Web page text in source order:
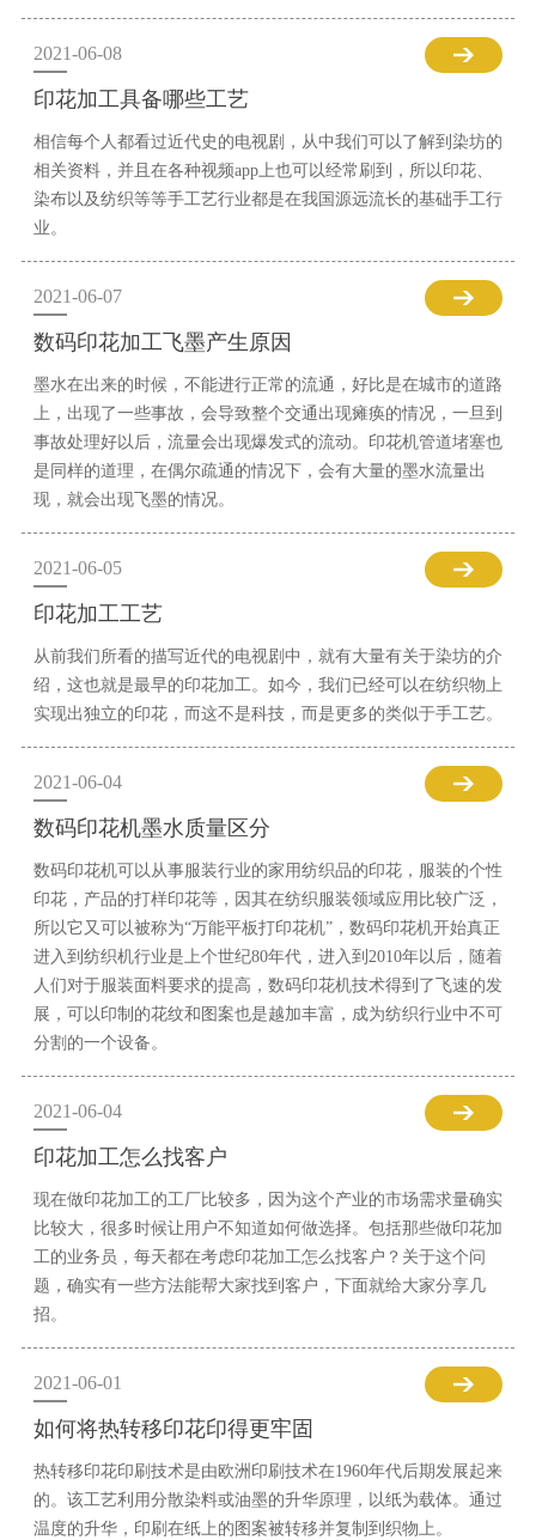
2021-06-08
印花加工具备哪些工艺
相信每个人都看过近代史的电视剧，从中我们可以了解到染坊的
相关资料，并且在各种视频app上也可以经常刷到，所以印花、
染布以及纺织等等手工艺行业都是在我国源远流长的基础手工行
业。
2021-06-07
数码印花加工飞墨产生原因
墨水在出来的时候，不能进行正常的流通，好比是在城市的道路
上，出现了一些事故，会导致整个交通出现瘫痪的情况，一旦到
事故处理好以后，流量会出现爆发式的流动。印花机管道堵塞也
是同样的道理，在偶尔疏通的情况下，会有大量的墨水流量出
现，就会出现飞墨的情况。
2021-06-05
印花加工工艺
从前我们所看的描写近代的电视剧中，就有大量有关于染坊的介
绍，这也就是最早的印花加工。如今，我们已经可以在纺织物上
实现出独立的印花，而这不是科技，而是更多的类似于手工艺。
2021-06-04
数码印花机墨水质量区分
数码印花机可以从事服装行业的家用纺织品的印花，服装的个性
印花，产品的打样印花等，因其在纺织服装领域应用比较广泛，
所以它又可以被称为“万能平板打印花机”，数码印花机开始真正
进入到纺织机行业是上个世纪80年代，进入到2010年以后，随着
人们对于服装面料要求的提高，数码印花机技术得到了飞速的发
展，可以印制的花纹和图案也是越加丰富，成为纺织行业中不可
分割的一个设备。
2021-06-04
印花加工怎么找客户
现在做印花加工的工厂比较多，因为这个产业的市场需求量确实
比较大，很多时候让用户不知道如何做选择。包括那些做印花加
工的业务员，每天都在考虑印花加工怎么找客户？关于这个问
题，确实有一些方法能帮大家找到客户，下面就给大家分享几
招。
2021-06-01
如何将热转移印花印得更牢固
热转移印花印刷技术是由欧洲印刷技术在1960年代后期发展起来
的。该工艺利用分散染料或油墨的升华原理，以纸为载体。通过
温度的升华，印刷在纸上的图案被转移并复制到织物上。